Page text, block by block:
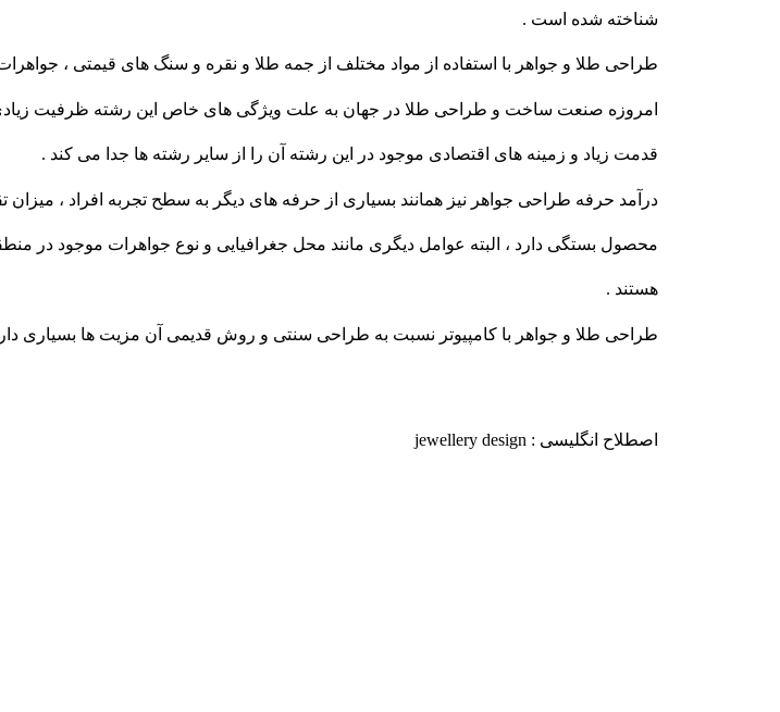
شناخته شده است .
طراحی طلا و جواهر با استفاده از مواد مختلف از جمه طلا و نقره و سنگ های قیمتی ،
امروزه صنعت ساخت و طراحی طلا در جهان به علت ویژگی های خاص این رشته ظرفیت
قدمت زیاد و زمینه های اقتصادی موجود در این رشته آن را از سایر رشته ها جدا می کند .
درآمد حرفه طراحی جواهر نیز همانند بسیاری از حرفه های دیگر به سطح تجربه افراد ،
محصول بستگی دارد ، البته عوامل دیگری مانند محل جغرافیایی و نوع جواهرات موجود در
هستند .
طراحی طلا و جواهر با کامپیوتر نسبت به طراحی سنتی و روش قدیمی آن مزیت ها بسیاری
اصطلاح انگلیسی : jewellery design